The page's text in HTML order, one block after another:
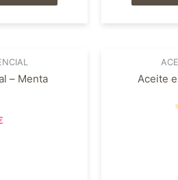
– Menta Aceite